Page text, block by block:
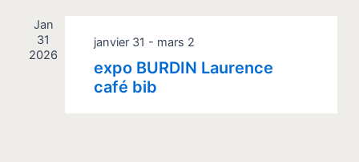
Jan
31
2026
janvier 31 - mars 2
expo BURDIN Laurence
café bib